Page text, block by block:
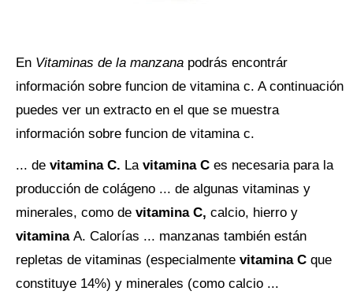
En Vitaminas de la manzana podrás encontrár
información sobre funcion de vitamina c. A continuación
puedes ver un extracto en el que se muestra
información sobre funcion de vitamina c.
... de vitamina C. La vitamina C es necesaria para la
producción de colágeno ... de algunas vitaminas y
minerales, como de vitamina C, calcio, hierro y
vitamina A. Calorías ... manzanas también están
repletas de vitaminas (especialmente vitamina C que
constituye 14%) y minerales (como calcio ...